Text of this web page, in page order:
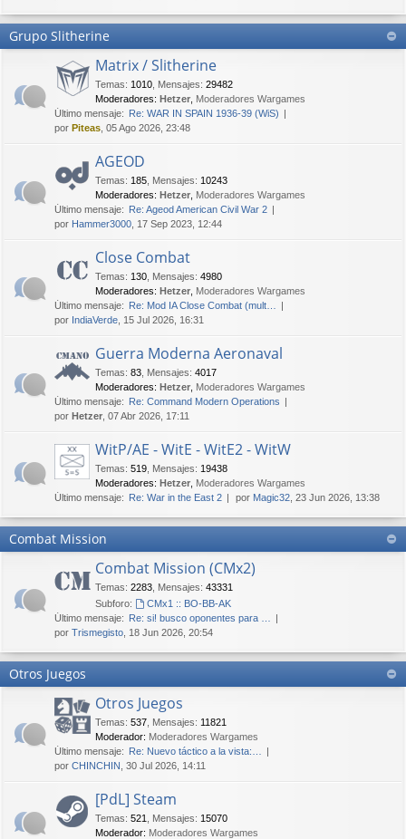
Grupo Slitherine
Matrix / Slitherine
Temas: 1010 Mensajes: 29482
Moderadores: Hetzer Moderadores Wargames
Último mensaje: Re: WAR IN SPAIN 1936-39 (WiS)
por Piteas , 05 Ago 2026, 23:48
AGEOD
Temas: 185 Mensajes: 10243
Moderadores: Hetzer Moderadores Wargames
Último mensaje: Re: Ageod American Civil War 2
por Hammer3000 , 17 Sep 2023, 12:44
Close Combat
Temas: 130 Mensajes: 4980
Moderadores: Hetzer Moderadores Wargames
Último mensaje: Re: Mod IA Close Combat (mult…
por IndiaVerde , 15 Jul 2026, 16:31
Guerra Moderna Aeronaval
Temas: 83 Mensajes: 4017
Moderadores: Hetzer Moderadores Wargames
Último mensaje: Re: Command Modern Operations
por Hetzer , 07 Abr 2026, 17:11
WitP/AE - WitE - WitE2 - WitW
Temas: 519 Mensajes: 19438
Moderadores: Hetzer Moderadores Wargames
Último mensaje: Re: War in the East 2 por Magic32 , 23 Jun 2026, 13:38
Combat Mission
Combat Mission (CMx2)
Temas: 2283 Mensajes: 43331
Subforo:
CMx1 :: BO-BB-AK
Último mensaje: Re: si! busco oponentes para …
por Trismegisto , 18 Jun 2026, 20:54
Otros Juegos
Otros Juegos
Temas: 537 Mensajes: 11821
Moderador: Moderadores Wargames
Último mensaje: Re: Nuevo táctico a la vista:…
por CHINCHIN , 30 Jul 2026, 14:11
[PdL] Steam
Temas: 521 Mensajes: 15070
Moderador: Moderadores Wargames